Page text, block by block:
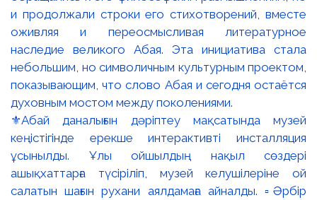
⚜️Абай даналығын дәріптеу мақсатында музей
кеңістігінде ерекше интерактивті инсталляция
ұсынылды. Ұлы ойшылдың нақыл сөздері
ашықхаттарға түсіріліп, музей келушілеріне ой
салатын шағын рухани аялдамаға айналды. ▫️Әрбір